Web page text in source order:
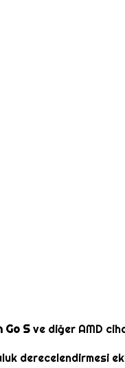
Go Sve diğer AMD
derecelendirmesi